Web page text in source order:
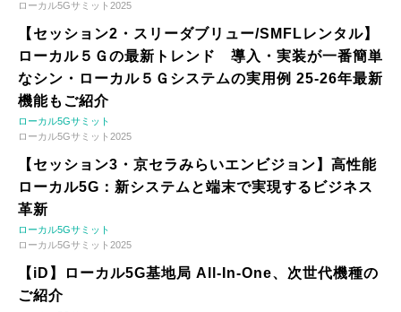
ローカル5Gサミット2025
【セッション2・スリーダブリュー/SMFLレンタル】
ローカル５Ｇの最新トレンド 導入・実装が一番簡単
なシン・ローカル５Ｇシステムの実用例 25-26年最新
機能もご紹介
ローカル5Gサミット
ローカル5Gサミット2025
【セッション3・京セラみらいエンビジョン】高性能
ローカル5G：新システムと端末で実現するビジネス
革新
ローカル5Gサミット
ローカル5Gサミット2025
【iD】ローカル5G基地局 All-In-One、次世代機種の
ご紹介